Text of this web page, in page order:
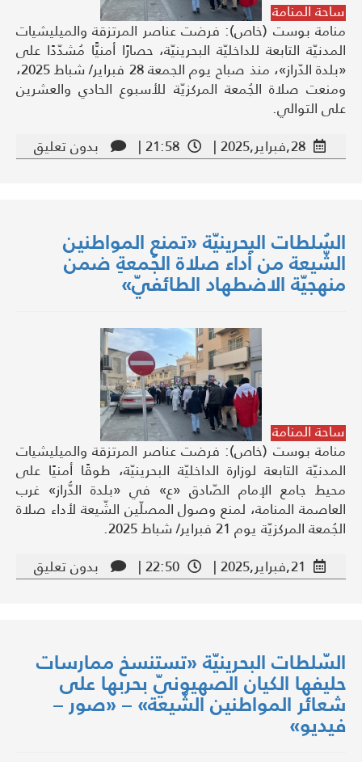
ساحة المنامة
منامة بوست (خاص): فرضت عناصر المرتزقة والميليشيات
المدنيّة التابعة للداخليّة البحرينيّة، حصارًا أمنيًّا مُشدّدًا على
«بلدة الدّراز»، منذ صباح يوم الجمعة 28 فبراير/ شباط 2025،
ومنعت صلاة الجُمعة المركزيّة للأسبوع الحادي والعشرين
على التوالي.
28,فبراير,2025 |
21:58 | بدون تعليق
السُلطات البحرينيّة «تمنع المواطنين
الشّيعة من أداء صلاة الجُمعةِ ضمن
منهجيّة الاضطهاد الطائفيّ»
ساحة المنامة
منامة بوست (خاص): فرضت عناصر المرتزقة والميليشيات
المدنيّة التابعة لوزارة الداخليّة البحرينيّة، طوقًا أمنيًا على
محيط جامع الإمام الصّادق «ع» في «بلدة الدُّراز» غرب
العاصمة المنامة، لمنع وصول المصلّين الشّيعة لأداء صلاة
الجُمعة المركزيّة يوم 21 فبراير/ شباط 2025.
21,فبراير,2025 |
22:50 | بدون تعليق
السّلطات البحرينيّة «تستنسخ ممارسات
حليفها الكيان الصهيونيّ بحربها على
شعائر المواطنين الشّيعة» – «صور –
فيديو»